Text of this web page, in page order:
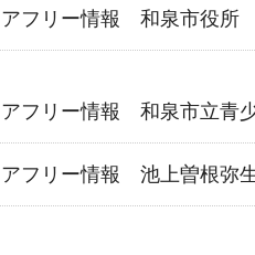
フリー情報 和泉市役所
フリー情報 和泉市立青
フリー情報 池上曽根弥